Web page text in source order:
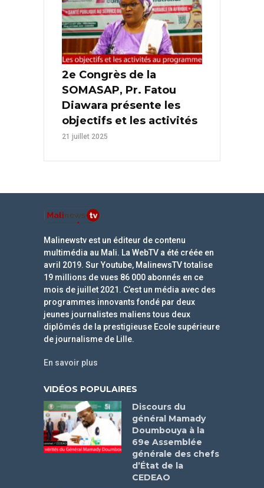
2e Congrès de la
SOMASAP, Pr. Fatou
Diawara présente les
objectifs et les activités
21 juillet 2025
Malinewstv est un éditeur de contenu
multimédia au Mali. La WebTV a été créée en
avril 2019. Sur Youtube, MalinewsTV totalise
19 millions de vues 86 000 abonnés en ce
mois de juillet 2021. C’est un média avec des
programmes innovants fondé par deux
jeunes journalistes maliens tous deux
diplômés de la prestigieuse Ecole supérieure
de journalisme de Lille.
En savoir plus
VIDÉOS POPULAIRES
Discours du
général Mamady
Doumbouya à la
69e Assemblée
générale des chefs
d’État de la
CEDEAO